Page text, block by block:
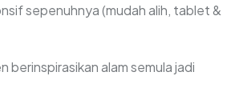
sepenuhnya (mudah alih, tablet &
berinspirasikan alam semula jadi